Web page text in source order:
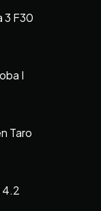
3 F30
I
Taro
4.2